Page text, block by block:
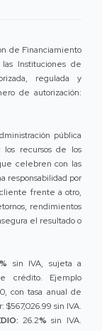
de Financiamiento
Instituciones de
regulada y
de autorización:
pública
los recursos de los
celebren con las
responsabilidad por
cliente frente a otro,
rendimientos
el resultado o
sin IVA, sujeta a
crédito. Ejemplo
con tasa anual de
$567,026.99 sin IVA.
26.2% sin IVA.